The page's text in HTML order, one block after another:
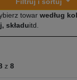
towar według
składuitd.
z 8